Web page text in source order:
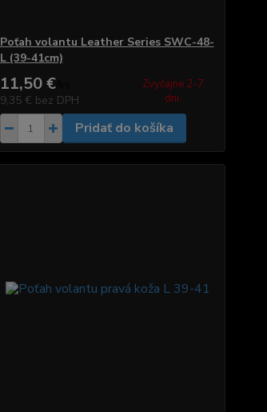
Poťah volantu Leather Series SWC-48-
L (39-41cm)
11,50 €/
9,35 € bez DPH
Zvyčajne 2-7
dni.
Pridať do košíka